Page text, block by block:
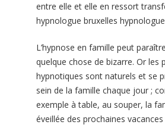
entre elle et elle en ressort
hypnologue bruxelles
L’hypnose en famille peut
quelque chose de bizarre. Or les
hypnotiques sont naturels et se
sein de la famille chaque jour ;
exemple à table, au souper, la
éveillée des prochaines